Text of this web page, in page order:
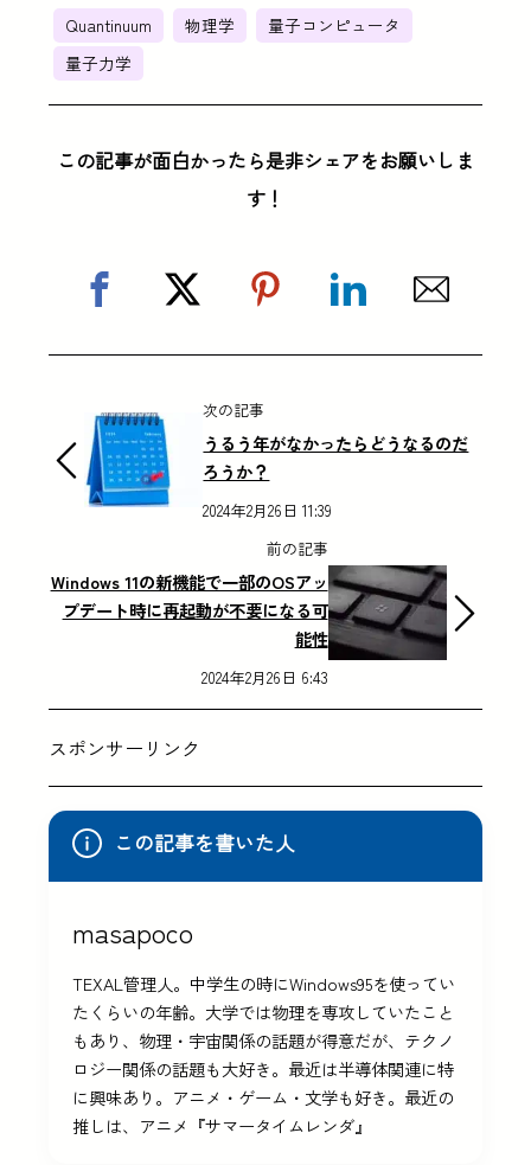
Quantinuum 物理学
量子コンピュータ
量子力学
この記事が面白かったら是非シェアをお願いしま
す！
次の記事
うるう年がなかったらどうなるのだ
ろうか？
2024年2月26日 11:39
前の記事
Windows 11の新機能で一部のOSアッ
プデート時に再起動が不要になる可
能性
2024年2月26日 6:43
スポンサーリンク
この記事を書いた人
masapoco
TEXAL管理人。中学生の時にWindows95を使ってい
たくらいの年齢。大学では物理を専攻していたこと
もあり、物理・宇宙関係の話題が得意だが、テクノ
ロジー関係の話題も大好き。最近は半導体関連に特
に興味あり。アニメ・ゲーム・文学も好き。最近の
推しは、アニメ『サマータイムレンダ』